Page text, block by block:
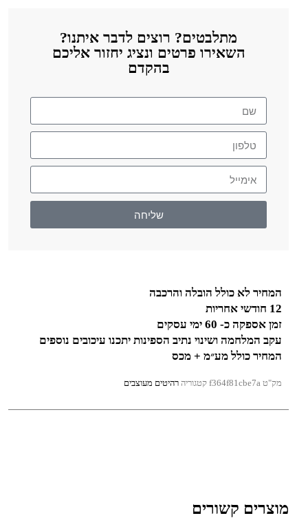
מתלבטים? רוצים לדבר איתנו?
השאירו פרטים ונציג יחזור אליכם
בהקדם
שליחה
מוצרים קשורים
המחיר לא כולל הובלה והרכבה
12 חודשי אחריות
זמן אספקה כ- 60 ימי עסקים
עקב המלחמה ושינוי נתיב הספינות יתכנו עיכובים נוספים
המחיר כולל מע״מ + מכס
מק"טf364f81cbe7a קטגוריה רהיטים מעוצבים